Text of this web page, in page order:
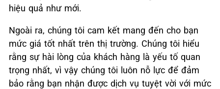
hiệu quả như mới.
Ngoài ra, chúng tôi cam kết mang đến cho bạn
mức giá tốt nhất trên thị trường. Chúng tôi hiểu
rằng sự hài lòng của khách hàng là yếu tố quan
trọng nhất, vì vậy chúng tôi luôn nỗ lực để đảm
bảo rằng bạn nhận được dịch vụ tuyệt vời với mức